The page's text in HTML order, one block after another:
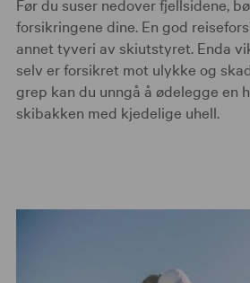
forsikringene dine. En god
annet tyveri av skiutstyret. Enda
selv er forsikret mot ulykke og
grep kan du unngå å ødelegge en
skibakken med kjedelige uhell.